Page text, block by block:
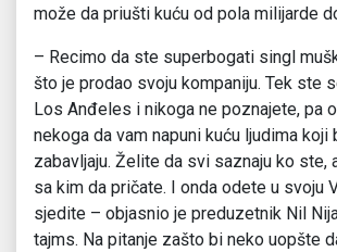
može da priušti kuću od pola milijarde
– Recimo da ste superbogati singl
što je prodao svoju kompaniju. Tek ste
Los Anđeles i nikoga ne poznajete, pa
nekoga da vam napuni kuću ljudima koji
zabavljaju. Želite da svi saznaju ko ste,
sa kim da pričate. I onda odete u svoju
sjedite – objasnio je preduzetnik Nil
tajms. Na pitanje zašto bi neko uopšte